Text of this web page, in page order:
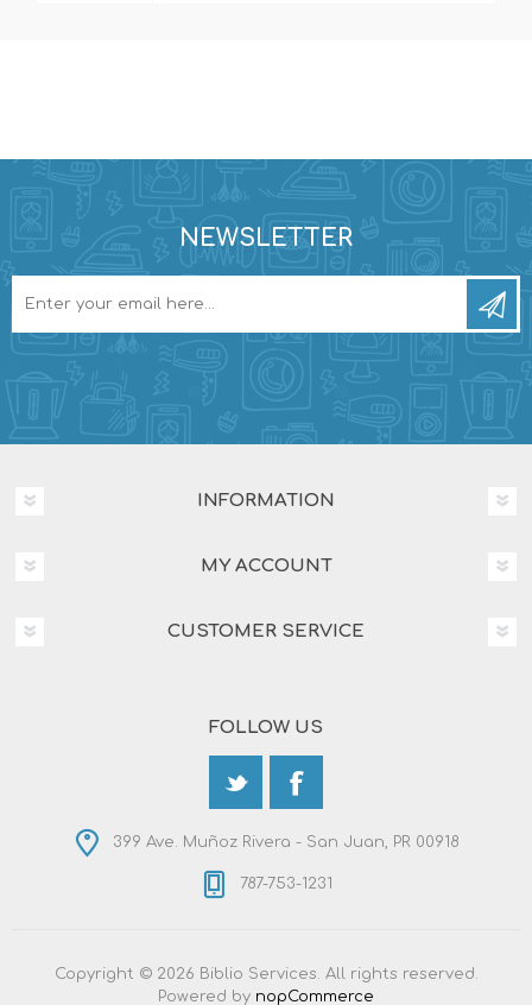
NEWSLETTER
INFORMATION
MY ACCOUNT
CUSTOMER SERVICE
FOLLOW US
399 Ave. Muñoz Rivera - San Juan, PR 00918
787-753-1231
Copyright © 2026 Biblio Services. All rights reserved.
Powered by nopCommerce